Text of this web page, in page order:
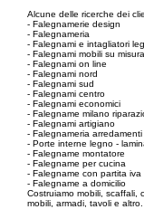
Alcune delle ricerche dei
- Falegnamerie design
- Falegnameria
- Falegnami e intagliatori
- Falegnami mobili su misura
- Falegnami on line
- Falegnami nord
- Falegnami sud
- Falegnami centro
- Falegnami economici
- Falegname milano
- Falegnami artigiano
- Falegnameria arredamenti
- Porte interne legno -
- Falegname montatore
- Falegname per cucina
- Falegname con partita iva
- Falegname a domicilio
Costruiamo mobili, scaffali,
mobili, armadi, tavoli e altro.